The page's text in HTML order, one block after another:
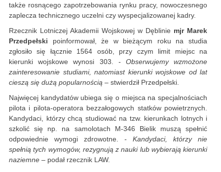
także rosnącego zapotrzebowania rynku pracy, nowoczesnego
zaplecza technicznego uczelni czy wyspecjalizowanej kadry.
Rzecznik Lotniczej Akademii Wojskowej w Dęblinie mjr Marek
Przedpełski poinformował, że w bieżącym roku na studia
zgłosiło się łącznie 1564 osób, przy czym limit miejsc na
kierunki wojskowe wynosi 303. - Obserwujemy wzmożone
zainteresowanie studiami, natomiast kierunki wojskowe od lat
cieszą się dużą popularnością – stwierdził Przedpełski.
Najwięcej kandydatów ubiega się o miejsca na specjalnościach
pilota i pilota-operatora bezzałogowych statków powietrznych.
Kandydaci, którzy chcą studiować na tzw. kierunkach lotnych i
szkolić się np. na samolotach M-346 Bielik muszą spełnić
odpowiednie wymogi zdrowotne. - Kandydaci, którzy nie
spełnią tych wymogów, rezygnują z nauki lub wybierają kierunki
naziemne – podał rzecznik LAW.